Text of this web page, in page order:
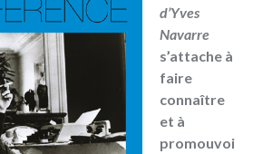
d’Yves
Navarre
s’attache à
faire
connaître
et à
promouvoi